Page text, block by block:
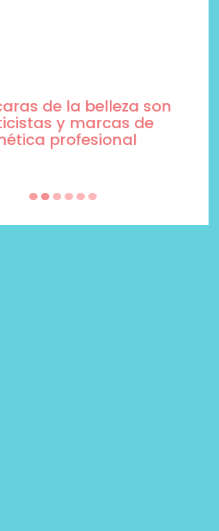
de la belleza son
y marcas de
profesional